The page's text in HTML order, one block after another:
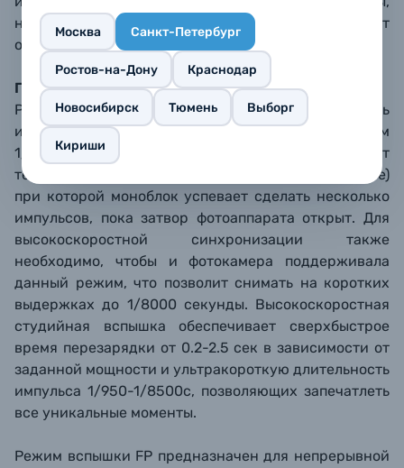
Москва Санкт-Петербург
Ростов-на-Дону Краснодар
Новосибирск Тюмень Выборг
Кириши
находясь на расстоянии до 40 метров от
осветительного прибора.
Гибкая настройка параметров
Ручной режим М позволяет установить мощность
импульса диапазоне 8 стопов от 1/128 до 1/1 с шагом
1/3 стопа. Вспышка автоматически поддерживает
технологию HSS (High-Speed Sync)/ FP (fast pulse)
при которой моноблок успевает сделать несколько
импульсов, пока затвор фотоаппарата открыт. Для
высокоскоростной синхронизации также
необходимо, чтобы и фотокамера поддерживала
данный режим, что позволит снимать на коротких
выдержках до 1/8000 секунды. Высокоскоростная
студийная вспышка обеспечивает сверхбыстрое
время перезарядки от 0.2-2.5 сек в зависимости от
заданной мощности и ультракороткую длительность
импульса 1/950-1/8500с, позволяющих запечатлеть
все уникальные моменты.
Режим вспышки FP предназначен для непрерывной